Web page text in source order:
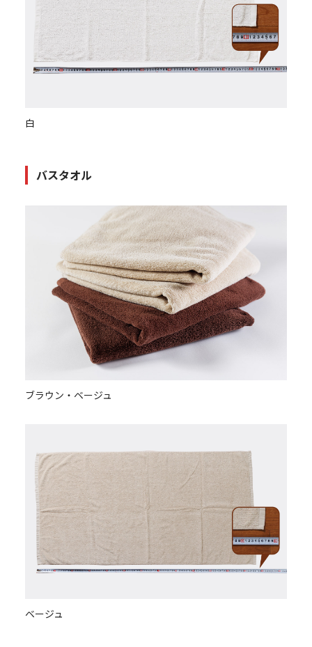
白
バスタオル
ブラウン・ベージュ
ベージュ